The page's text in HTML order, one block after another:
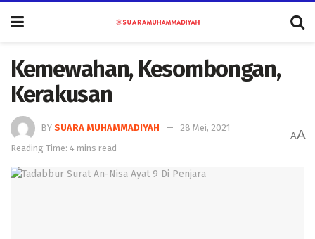
Kemewahan, Kesombongan,
Kerakusan
BY SUARA MUHAMMADIYAH
28 Mei, 2021
Reading Time: 4 mins read
AA